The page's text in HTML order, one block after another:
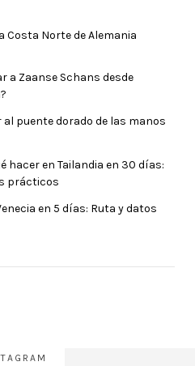
Costa Norte de Alemania
a Zaanse Schans desde
al puente dorado de las manos
hacer en Tailandia en 30 días:
prácticos
en 5 días: Ruta y datos